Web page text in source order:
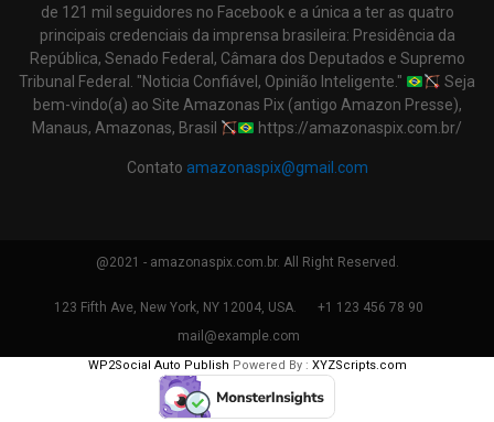
de 121 mil seguidores no Facebook e a única a ter as quatro
principais credenciais da imprensa brasileira: Presidência da
República, Senado Federal, Câmara dos Deputados e Supremo
Tribunal Federal. "Noticia Confiável, Opinião Inteligente."
Seja
bem-vindo(a) ao Site Amazonas Pix (antigo Amazon Presse),
Manaus, Amazonas, Brasil
https://amazonaspix.com.br/
Contato amazonaspix@gmail.com
@2021 - amazonaspix.com.br. All Right Reserved.
123 Fifth Ave, New York, NY 12004, USA.
+1 123 456 78 90
mail@example.com
WP2Social Auto Publish Powered By : XYZScripts.com